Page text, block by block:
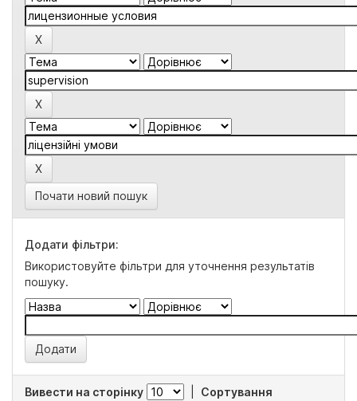
Почати новий пошук
Додати фільтри:
Використовуйте фільтри для уточнення результатів
пошуку.
Вивести на сторінку
Сортування